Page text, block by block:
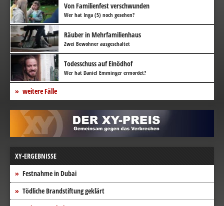
Von Familienfest verschwunden
Wer hat Inga (5) noch gesehen?
Räuber in Mehrfamilienhaus
Zwei Bewohner ausgeschaltet
Todesschuss auf Einödhof
Wer hat Daniel Emminger ermordet?
weitere Fälle
XY-ERGEBNISSE
Festnahme in Dubai
Tödliche Brandstiftung geklärt